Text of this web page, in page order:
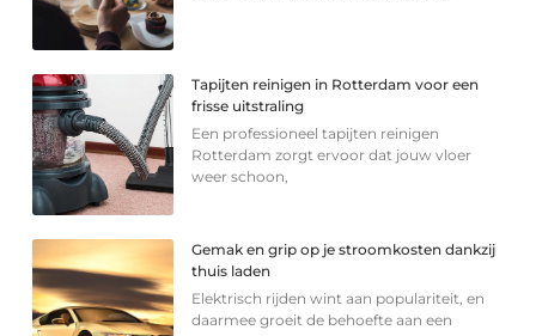
Tapijten reinigen in Rotterdam voor een
frisse uitstraling
Een professioneel tapijten reinigen
Rotterdam zorgt ervoor dat jouw vloer
weer schoon,
Gemak en grip op je stroomkosten dankzij
thuis laden
Elektrisch rijden wint aan populariteit, en
daarmee groeit de behoefte aan een